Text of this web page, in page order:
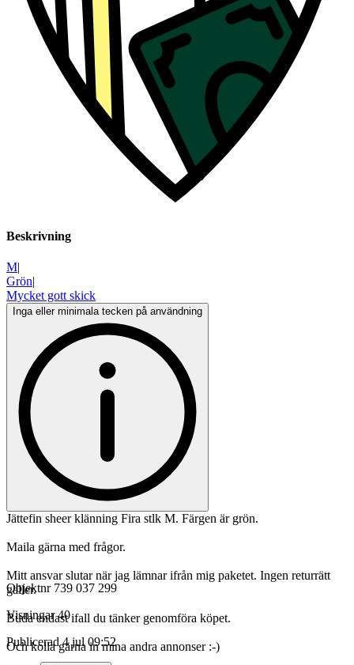
Beskrivning
M|
Grön|
Mycket gott skick
Inga eller minimala tecken på användning
Jättefin sheer klänning Fira stlk M. Färgen är grön.
Maila gärna med frågor.
Mitt ansvar slutar när jag lämnar ifrån mig paketet. Ingen returrätt
gäller.
Buda endast ifall du tänker genomföra köpet.
Och kolla gärna in mina andra annonser :-)
Objektnr 739 037 299
Visningar 40
Publicerad 4 jul 09:52